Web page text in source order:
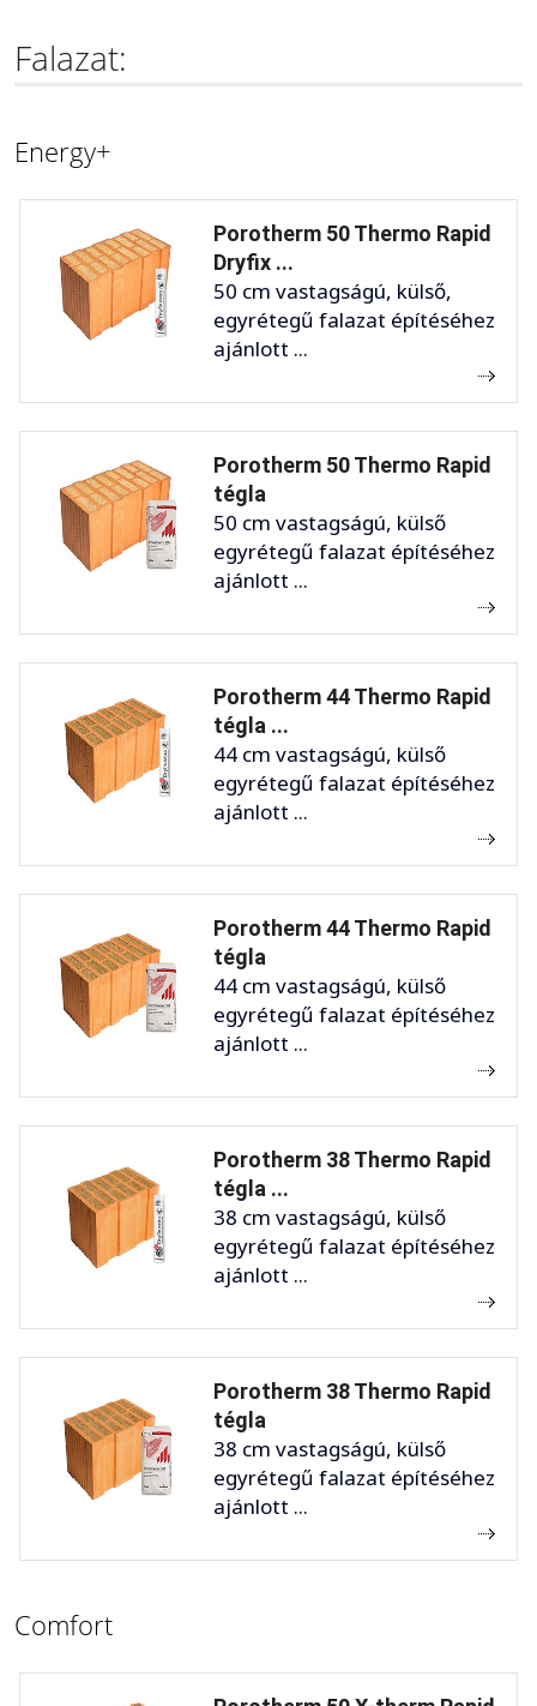
Falazat:
Energy+
Porotherm 50 Thermo Rapid
Dryfix ...
50 cm vastagságú, külső,
egyrétegű falazat építéséhez
ajánlott ...
Porotherm 50 Thermo Rapid
tégla
50 cm vastagságú, külső
egyrétegű falazat építéséhez
ajánlott ...
Porotherm 44 Thermo Rapid
tégla ...
44 cm vastagságú, külső
egyrétegű falazat építéséhez
ajánlott ...
Porotherm 44 Thermo Rapid
tégla
44 cm vastagságú, külső
egyrétegű falazat építéséhez
ajánlott ...
Porotherm 38 Thermo Rapid
tégla ...
38 cm vastagságú, külső
egyrétegű falazat építéséhez
ajánlott ...
Porotherm 38 Thermo Rapid
tégla
38 cm vastagságú, külső
egyrétegű falazat építéséhez
ajánlott ...
Comfort